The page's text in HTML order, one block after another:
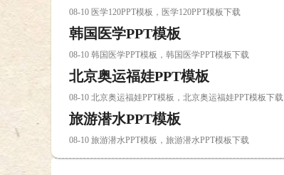
08-10 医学120PPT模板，医学120PPT模板下载
韩国医学PPT模板
08-10 韩国医学PPT模板，韩国医学PPT模板下载
北京奥运福娃PPT模板
08-10 北京奥运福娃PPT模板，北京奥运福娃PPT模板下载
旅游潜水PPT模板
08-10 旅游潜水PPT模板，旅游潜水PPT模板下载